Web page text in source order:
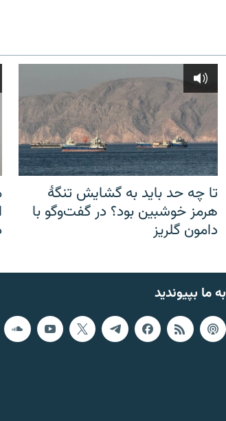
تا چه حد باید به گشایش تنگهٔ
هرمز خوشبین بود؟ در گفت‌وگو با
دامون گلریز
به ما بپیوندید